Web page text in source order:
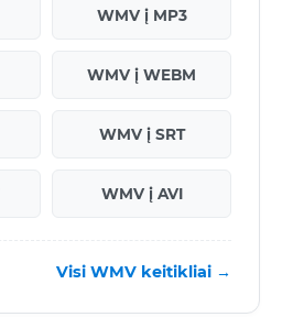
WMV į MP3
WMV į WEBM
WMV į SRT
WMV į AVI
Visi WMV keitikliai →